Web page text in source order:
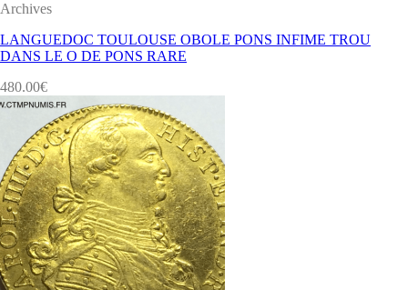
Archives
LANGUEDOC TOULOUSE OBOLE PONS INFIME TROU
DANS LE O DE PONS RARE
480.00€